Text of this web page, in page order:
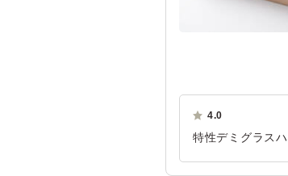
4.0
特性デミグラス